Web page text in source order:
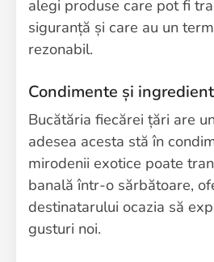
alegi produse care pot fi
siguranță și care au un
rezonabil.
Condimente și
Bucătăria fiecărei țări are
adesea acesta stă în
mirodenii exotice poate
banală într-o sărbătoare,
destinatarului ocazia să
gusturi noi.